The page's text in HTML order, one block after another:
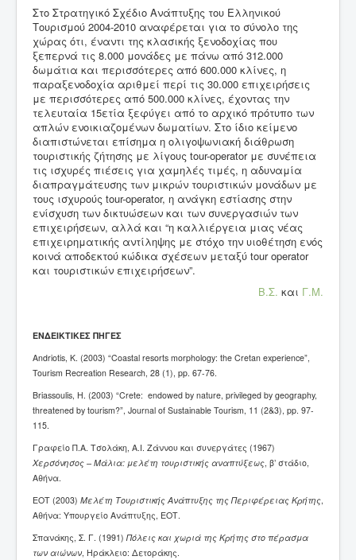
Στο Στρατηγικό Σχέδιο Ανάπτυξης του Ελληνικού
Τουρισμού 2004-2010 αναφέρεται για το σύνολο της
χώρας ότι, έναντι της κλασικής ξενοδοχίας που
ξεπερνά τις 8.000 μονάδες με πάνω από 312.000
δωμάτια και περισσότερες από 600.000 κλίνες, η
παραξενοδοχία αριθμεί περί τις 30.000 επιχειρήσεις
με περισσότερες από 500.000 κλίνες, έχοντας την
τελευταία 15ετία ξεφύγει από το αρχικό πρότυπο των
απλών ενοικιαζομένων δωματίων. Στο ίδιο κείμενο
διαπιστώνεται επίσημα η ολιγοψωνιακή διάθρωση
τουριστικής ζήτησης με λίγους tour-operator με συνέπεια
τις ισχυρές πιέσεις για χαμηλές τιμές, η αδυναμία
διαπραγμάτευσης των μικρών τουριστικών μονάδων με
τους ισχυρούς tour-operator, η ανάγκη εστίασης στην
ενίσχυση των δικτυώσεων και των συνεργασιών των
επιχειρήσεων, αλλά και “η καλλιέργεια μιας νέας
επιχειρηματικής αντίληψης με στόχο την υιοθέτηση ενός
κοινά αποδεκτού κώδικα σχέσεων μεταξύ tour operator
και τουριστικών επιχειρήσεων”.
Β.Σ. και Γ.Μ.
ΕΝΔΕΙΚΤΙΚΕΣ ΠΗΓΕΣ
Andriotis, K. (2003) “Coastal resorts morphology: the Cretan experience”,
Tourism Recreation Research, 28 (1), pp. 67-76.
Briassoulis, H. (2003) “Crete: endowed by nature, privileged by geography,
threatened by tourism?”, Journal of Sustainable Tourism, 11 (2&3), pp. 97-
115.
Γραφείο Π.Α. Τσολάκη, Α.Ι. Ζάννου και συνεργάτες (1967)
Χερσόνησος – Μάλια: μελέτη τουριστικής αναπτύξεως, β’ στάδιο,
Αθήνα.
ΕΟΤ (2003) Μελέτη Τουριστικής Ανάπτυξης της Περιφέρειας Κρήτης,
Αθήνα: Υπουργείο Ανάπτυξης, ΕΟΤ.
Σπανάκης, Σ. Γ. (1991)Πόλεις και χωριά της Κρήτης στο πέρασμα
των αιώνων, Ηράκλειο: Δετοράκης.